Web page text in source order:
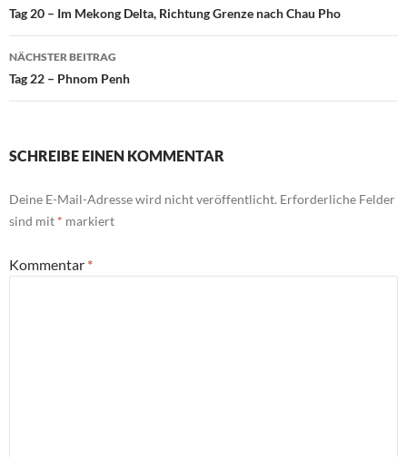
Tag 20 – Im Mekong Delta, Richtung Grenze nach Chau Pho
NÄCHSTER BEITRAG
Tag 22 – Phnom Penh
SCHREIBE EINEN KOMMENTAR
Deine E-Mail-Adresse wird nicht veröffentlicht. Erforderliche Felder
sind mit * markiert
Kommentar *